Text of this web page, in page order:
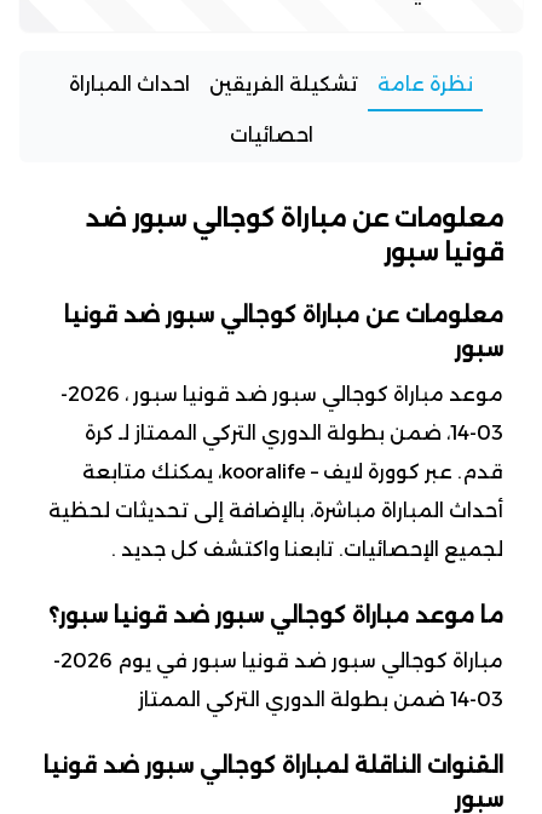
نظرة عامة تشكيلة الفريقين احداث المباراة
احصائيات
معلومات عن مباراة كوجالي سبور ضد
قونيا سبور
معلومات عن مباراة كوجالي سبور ضد قونيا
سبور
موعد مباراة كوجالي سبور ضد قونيا سبور ، 2026-
03-14، ضمن بطولة الدوري التركي الممتاز لـ كرة
قدم. عبر كوورة لايف – kooralife، يمكنك متابعة
أحداث المباراة مباشرة، بالإضافة إلى تحديثات لحظية
لجميع الإحصائيات. تابعنا واكتشف كل جديد .
ما موعد مباراة كوجالي سبور ضد قونيا سبور؟
مباراة كوجالي سبور ضد قونيا سبور في يوم 2026-
03-14 ضمن بطولة الدوري التركي الممتاز
القنوات الناقلة لمباراة كوجالي سبور ضد قونيا
سبور